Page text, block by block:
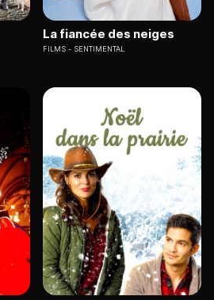
La fiancée des neiges
FILMS SENTIMENTAL